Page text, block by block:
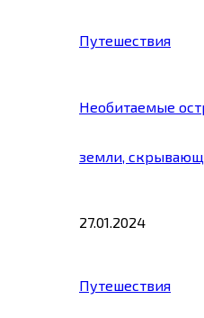
Путешествия
Необитаемые
земли,
27.01.2024
Путешествия